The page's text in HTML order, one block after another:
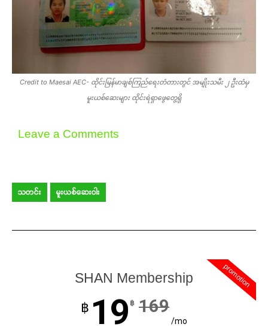
Credit to Maesai AEC- ထိုင်းမြန်မာချစ်ကြည်ရေးတံတားတွင် အမျိုးသမီး ၂ ဦးထံမှ
မူးယစ်ဆေးများ ထိုင်းရဲရှာဖွေတွေ့ရှိ
Leave a Comments
သတင်း မူးယစ်ဆေးဝါး
promotion
SHAN Membership
฿ 19 ฿ 169
/mo